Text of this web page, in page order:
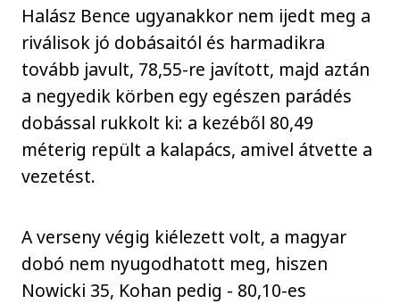
Halász Bence ugyanakkor nem ijedt meg a
riválisok jó dobásaitól és harmadikra
tovább javult, 78,55-re javított, majd aztán
a negyedik körben egy egészen parádés
dobással rukkolt ki: a kezéből 80,49
méterig repült a kalapács, amivel átvette a
vezetést.
A verseny végig kiélezett volt, a magyar
dobó nem nyugodhatott meg, hiszen
Nowicki 35, Kohan pedig - 80,10-es